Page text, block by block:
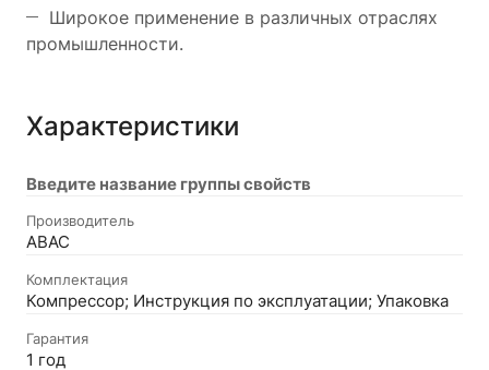
Широкое применение в различных отраслях
промышленности.
Характеристики
Введите название группы свойств
Производитель
ABAC
Комплектация
Компрессор; Инструкция по эксплуатации; Упаковка
Гарантия
1 год